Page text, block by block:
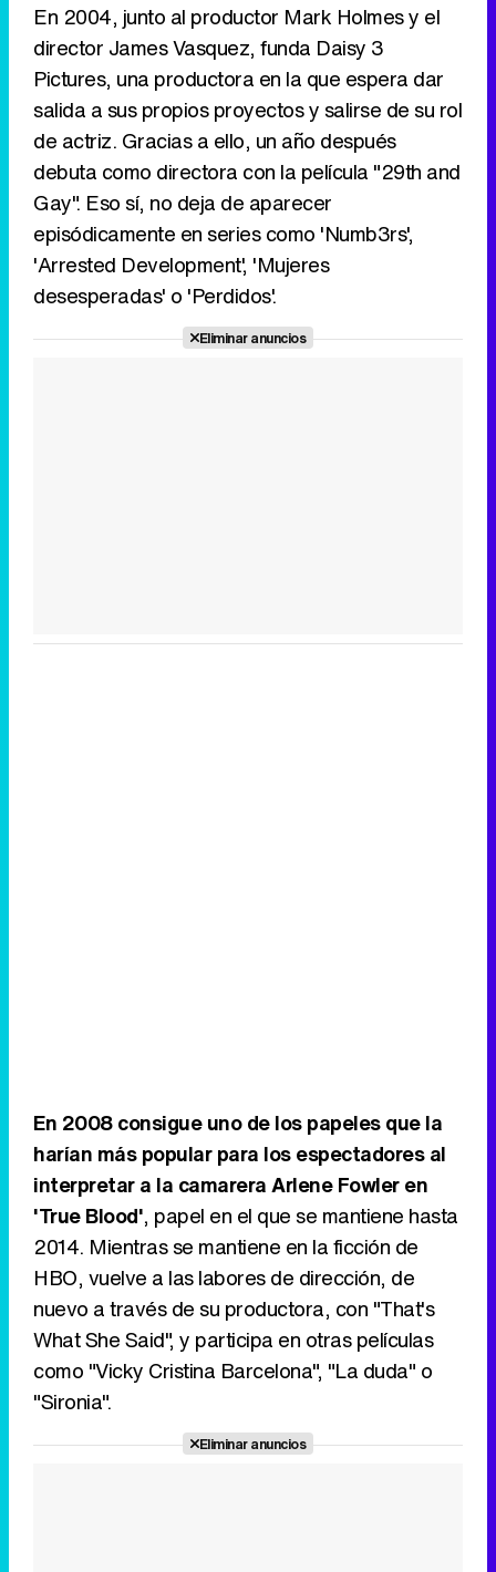
En 2004, junto al productor Mark Holmes y el
director James Vasquez, funda Daisy 3
Pictures, una productora en la que espera dar
salida a sus propios proyectos y salirse de su rol
de actriz. Gracias a ello, un año después
debuta como directora con la película "29th and
Gay". Eso sí, no deja de aparecer
episódicamente en series como 'Numb3rs',
'Arrested Development', 'Mujeres
desesperadas' o 'Perdidos'.
Eliminar anuncios
En 2008 consigue uno de los papeles que la
harían más popular para los espectadores al
interpretar a la camarera Arlene Fowler en
'True Blood', papel en el que se mantiene hasta
2014. Mientras se mantiene en la ficción de
HBO, vuelve a las labores de dirección, de
nuevo a través de su productora, con "That's
What She Said", y participa en otras películas
como "Vicky Cristina Barcelona", "La duda" o
"Sironia".
Eliminar anuncios